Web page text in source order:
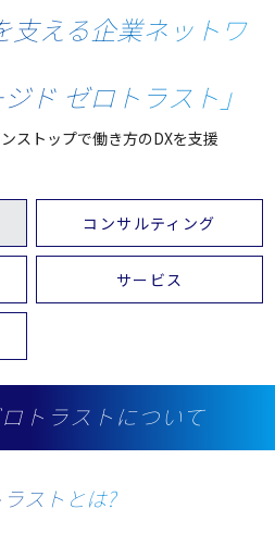
支える企業ネットワ
ド ゼロトラスト」
ストップで働き方のDXを支援
コンサルティング
サービス
トラストについて
ストとは?